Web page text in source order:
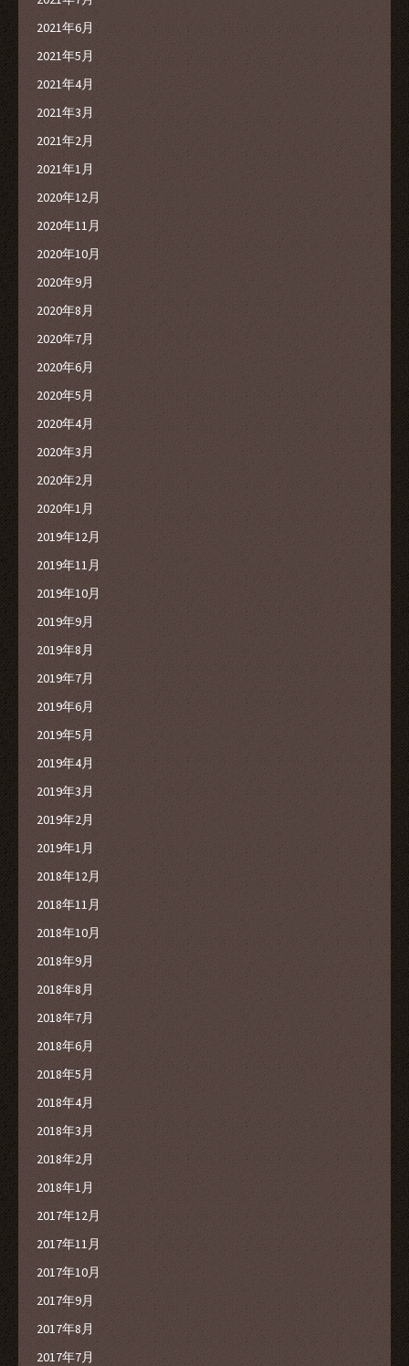
2021年6月
2021年5月
2021年4月
2021年3月
2021年2月
2021年1月
2020年12月
2020年11月
2020年10月
2020年9月
2020年8月
2020年7月
2020年6月
2020年5月
2020年4月
2020年3月
2020年2月
2020年1月
2019年12月
2019年11月
2019年10月
2019年9月
2019年8月
2019年7月
2019年6月
2019年5月
2019年4月
2019年3月
2019年2月
2019年1月
2018年12月
2018年11月
2018年10月
2018年9月
2018年8月
2018年7月
2018年6月
2018年5月
2018年4月
2018年3月
2018年2月
2018年1月
2017年12月
2017年11月
2017年10月
2017年9月
2017年8月
2017年7月